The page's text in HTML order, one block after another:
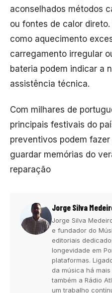
aconselhados métodos
ou fontes de calor
como aquecimento
carregamento irregular
bateria podem indicar a
assistência técnica.
Com milhares de
principais festivais do
preventivos podem
guardar memórias do
reparação
Jorge Silva
Jorge Silva
e fundador do
editoriais
longevidade em
plataformas.
da música há
também a Rádio
um trabalho